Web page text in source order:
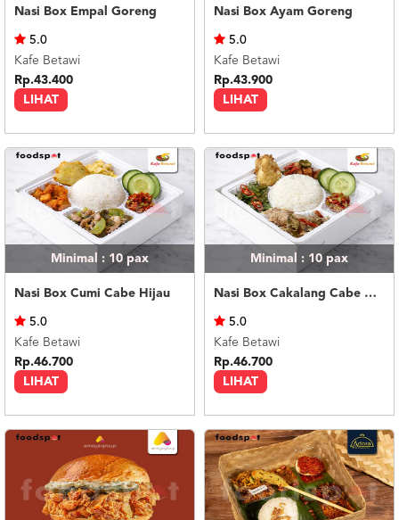
Nasi Box Empal Goreng
LIHAT
5.0
Kafe Betawi
Rp.43.400
Nasi Box Ayam Goreng
LIHAT
5.0
Kafe Betawi
Rp.43.900
Minimal : 10pax
Nasi Box Cumi Cabe Hijau
LIHAT
5.0
Kafe Betawi
Rp.46.700
Minimal : 10pax
Nasi Box Cakalang Cabe Hijau
LIHAT
5.0
Kafe Betawi
Rp.46.700